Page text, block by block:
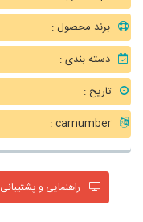
برند محصول :
دسته بندی :
تاریخ :
راهنمایی و پشتیبانی